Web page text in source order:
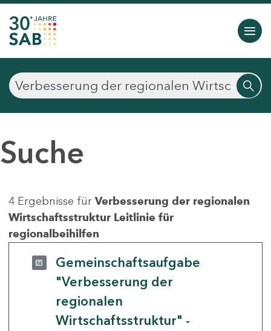
Suche
4 Ergebnisse für Verbesserung der regionalen
Wirtschaftsstruktur Leitlinie für
regionalbeihilfen
Gemeinschaftsaufgabe
"Verbesserung der
regionalen
Wirtschaftsstruktur" -